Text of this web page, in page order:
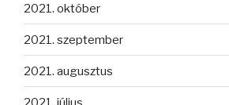
2021. október
2021. szeptember
2021. augusztus